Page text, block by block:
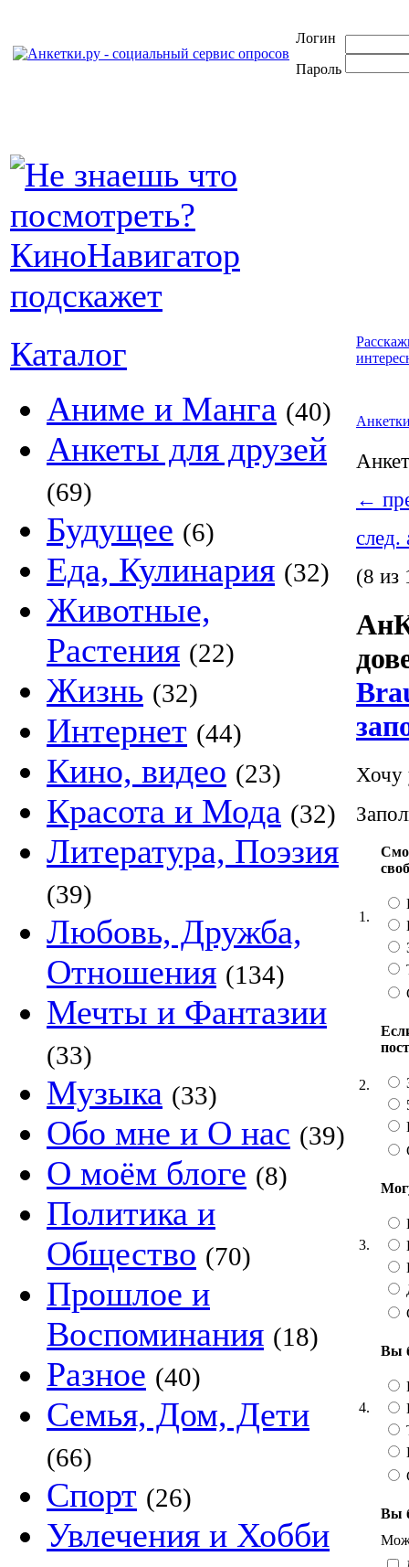
Логин
Пароль
Каталог
Аниме и Манга (40)
Анкеты для друзей
(69)
Будущее (6)
Еда, Кулинария (32)
Животные,
Растения (22)
Жизнь (32)
Интернет (44)
Кино, видео (23)
Красота и Мода (32)
Литература, Поэзия
(39)
Любовь, Дружба,
Отношения (134)
Мечты и Фантазии
(33)
Музыка (33)
Обо мне и О нас (39)
О моём блоге (8)
Политика и
Общество (70)
Прошлое и
Воспоминания (18)
Разное (40)
Семья, Дом, Дети
(66)
Спорт (26)
Увлечения и Хобби
←
след.
(8 из
Хочу
1.
2.
3.
4.
Вы
Вы